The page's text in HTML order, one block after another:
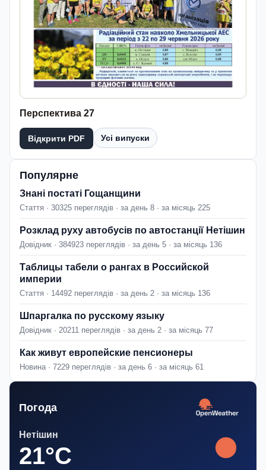
Перспектива 27
Відкрити PDF Усі випуски
Популярне
Знані постаті Гощанщини
Стаття · 30325 переглядів · за день 8 · за місяць 225
Розклад руху автобусів по автостанції Нетішин
Довідник · 384923 переглядів · за день 5 · за місяць 136
Таблицы табели о рангах в Российской
империи
Стаття · 14492 переглядів · за день 2 · за місяць 136
Шпаргалка по русскому языку
Довідник · 20211 переглядів · за день 2 · за місяць 77
Как живут европейские пенсионеры
Новина · 7229 переглядів · за день 6 · за місяць 61
Погода
Нетішин
21°C